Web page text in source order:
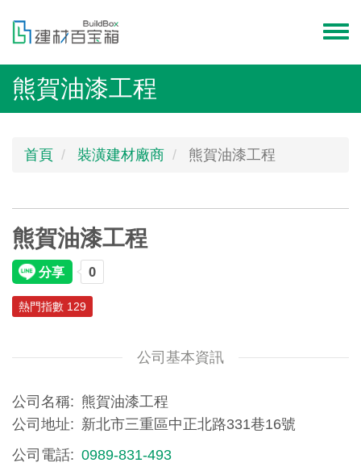
內
容
menu
熊賀油漆工程
首頁 裝潢建材廠商 熊賀油漆工程
熊賀油漆工程
熱門指數 129
公司基本資訊
公司名稱
熊賀油漆工程
公司地址
新北市三重區中正北路331巷16號
公司電話
0989-831-493